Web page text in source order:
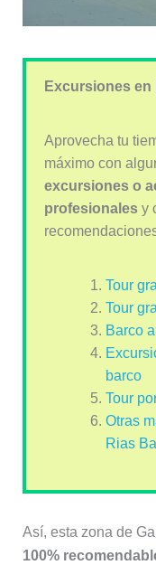
Excursiones en
Aprovecha tu
máximo con
excursiones o
profesionalesy
Tour
Tour
Barco
barco
Tour
Otras
Rias
Así, esta zona de
100%